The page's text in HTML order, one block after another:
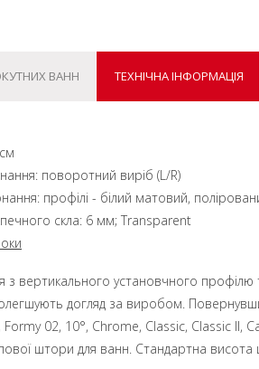
ВАНН ТЕХНІЧНА ІНФОРМАЦІЯ
поворотний виріб (L/R)
профілі - білий матовий,
скла: 6 мм; Transparent
з вертикального установчного профілю
догляд за виробом.
Formy 02, 10°, Chrome, Classic, Classic II,
штори для ванн. Стандартна